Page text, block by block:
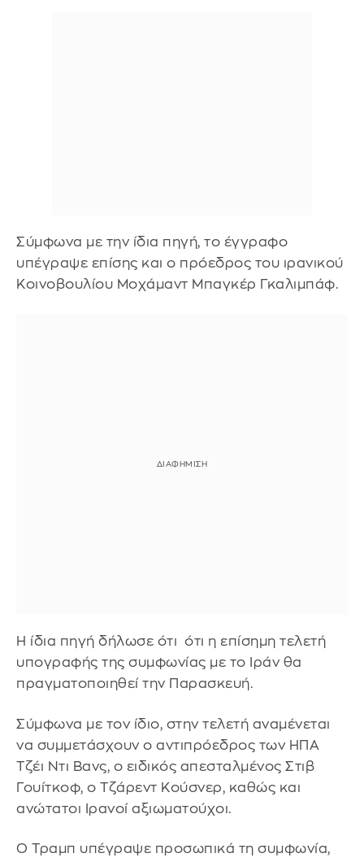
Σύμφωνα με την ίδια πηγή, το έγγραφο
υπέγραψε επίσης και ο πρόεδρος του ιρανικού
Κοινοβουλίου Μοχάμαντ Μπαγκέρ Γκαλιμπάφ.
Η ίδια πηγή δήλωσε ότι ότι η επίσημη τελετή
υπογραφής της συμφωνίας με το Ιράν θα
πραγματοποιηθεί την Παρασκευή.
Σύμφωνα με τον ίδιο, στην τελετή αναμένεται
να συμμετάσχουν ο αντιπρόεδρος των ΗΠΑ
Τζέι Ντι Βανς, ο ειδικός απεσταλμένος Στιβ
Γουίτκοφ, ο Τζάρεντ Κούσνερ, καθώς και
ανώτατοι Ιρανοί αξιωματούχοι.
Ο Τραμπ υπέγραψε προσωπικά τη συμφωνία,